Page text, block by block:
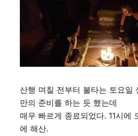
산행 며칠 전부터 불타는 토요일
만의 준비를 하는 듯 했는데
매우 빠르게 종료되었다. 11시에
에 해산.